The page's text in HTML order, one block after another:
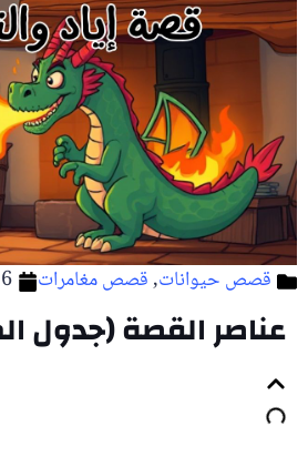
قصص حيوانات,قصص مغامرات 6 فبراير
عناصر القصة (جدول